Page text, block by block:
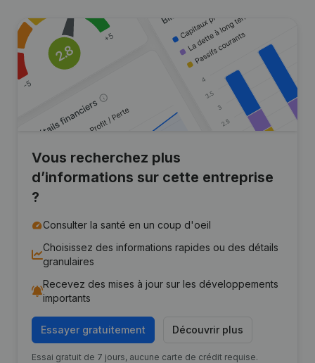
Vous recherchez plus
d’informations sur cette entreprise
?
Consulter la santé en un coup d'oeil
Choisissez des informations rapides ou des détails
granulaires
Recevez des mises à jour sur les développements
importants
Essayer gratuitement Découvrir plus
Essai gratuit de 7 jours, aucune carte de crédit requise.